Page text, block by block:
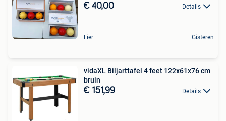
€ 40,00 Details
Lier Gisteren
vidaXL Biljarttafel 4 feet 122x61x76 cm
bruin
€ 151,99 Details